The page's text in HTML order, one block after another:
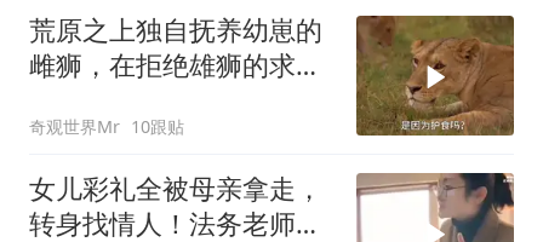
荒原之上独自抚养幼崽的
雌狮，在拒绝雄狮的求偶
奇观世界Mr 10跟贴
女儿彩礼全被母亲拿走，
转身找情人！法务老师硬